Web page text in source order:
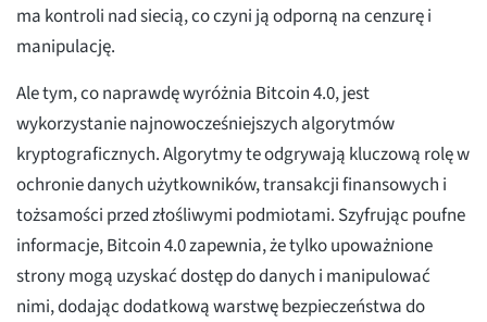
ma kontroli nad siecią, co czyni ją odporną na cenzurę i
manipulację.
Ale tym, co naprawdę wyróżnia Bitcoin 4.0, jest
wykorzystanie najnowocześniejszych algorytmów
kryptograficznych. Algorytmy te odgrywają kluczową rolę w
ochronie danych użytkowników, transakcji finansowych i
tożsamości przed złośliwymi podmiotami. Szyfrując poufne
informacje, Bitcoin 4.0 zapewnia, że tylko upoważnione
strony mogą uzyskać dostęp do danych i manipulować
nimi, dodając dodatkową warstwę bezpieczeństwa do